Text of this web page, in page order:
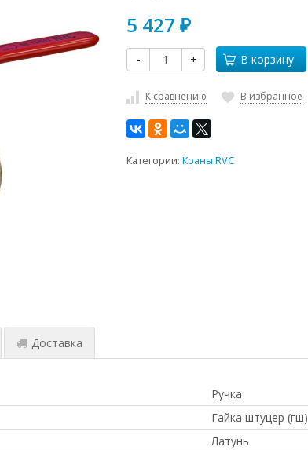
5 427₽
- + В корзину
К сравнению В избранное
Категории:Краны RVC
Доставка
Ручка
Гайка штуцер (гш)
Латунь